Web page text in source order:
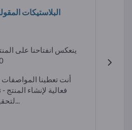
البلاستيكات
ينعكس انفتاحنا على
أنت تعطينا المواصفات
فعالية لإنشاء المنتج
لتحقيق ذلك. يقدم لك مهندسو...